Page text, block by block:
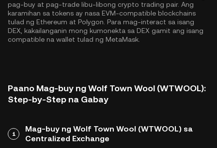
pag-buy at pag-trade libu-libong crypto trading pair. Ang
karamihan sa tokens ay nasa EVM-compatible blockchains
tulad ng Ethereum at Polygon . Para mag-interact sa isang
DEX, kakailanganin mong kumonekta sa DEX gamit ang isang
compatible na wallet tulad ng MetaMask.
Paano Mag-buy ng Wolf Town Wool (WTWOOL):
Step-by-Step na Gabay
1
Mag-buy ng Wolf Town Wool (WTWOOL) sa
Centralized Exchange